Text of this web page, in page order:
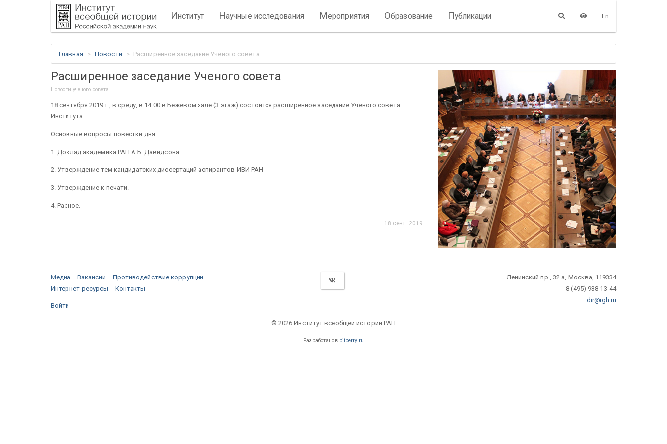
Институт Научные исследования Мероприятия Образование Публикации En
Главная Новости Расширенное заседание Ученого совета
Расширенное заседание Ученого совета
Новости ученого совета
18 сентября 2019 г., в среду, в 14.00 в Бежевом зале (3 этаж) состоится расширенное заседание Ученого совета
Института.
Основные вопросы повестки дня:
1. Доклад академика РАН А.Б. Давидсона
2. Утверждение тем кандидатских диссертаций аспирантов ИВИ РАН
3. Утверждение к печати.
4. Разное.
18 сент. 2019
Медиа Вакансии
Противодействие коррупции
Интернет-ресурсы
Контакты
Войти
Ленинский пр., 32 а, Москва, 119334
8 (495) 938-13-44
dir@igh.ru
© 2026 Институт всеобщей истории РАН
Разработано в bitberry.ru